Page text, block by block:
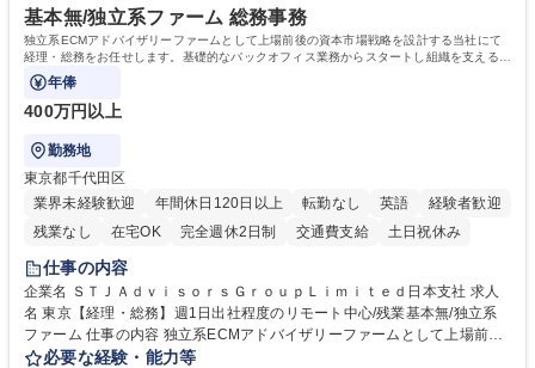
基本無/独立系ファーム 総務事務
独立系ECMアドバイザリーファームとして上場前後の資本市場戦略を設計する当社にて
経理・総務をお任せします。基礎的なバックオフィス業務からスタートし組織を支える専
任担当として広く活躍できる環境です。
年俸
400万円以上
勤務地
東京都千代田区
業界未経験歓迎
年間休日120日以上 転勤なし 英語
経験者歓迎
残業なし
在宅OK 完全週休2日制 交通費支給 土日祝休み
仕事の内容
企業名 ＳＴＪＡｄｖｉｓｏｒｓＧｒｏｕｐＬｉｍｉｔｅｄ日本支社 求人
名 東京【経理・総務】週1日出社程度のリモート中心/残業基本無/独立系
ファーム 仕事の内容 独立系ECMアドバイザリーファームとして上場前後
の資本市場戦略を設計する当社にて経理・総務をお任せします。基礎的な
必要な経験・能力等